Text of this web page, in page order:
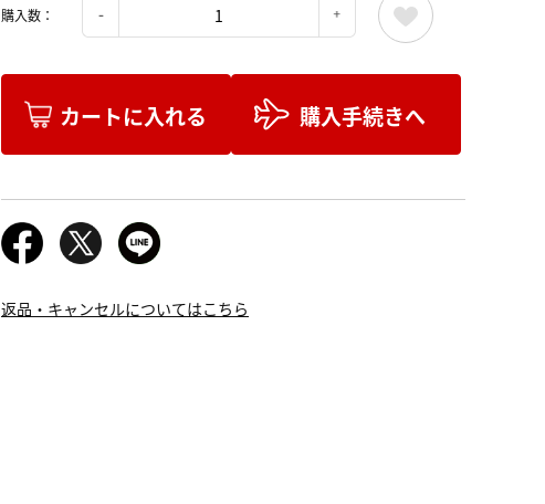
購入数：
カートに入れる 購入手続きへ
返品・キャンセルについてはこちら